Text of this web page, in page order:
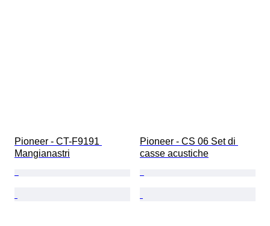
Pioneer - CT-F9191
Mangianastri
Pioneer - CS 06 Set di
casse acustiche